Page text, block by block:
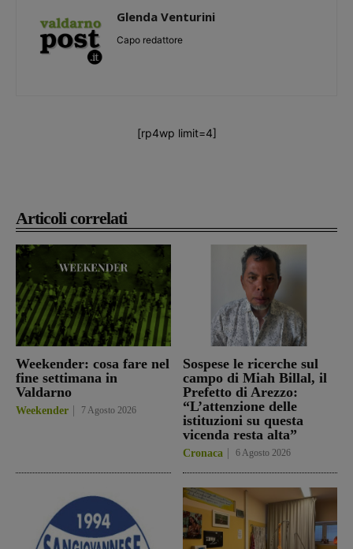
Articoli correlati
Weekender: cosa fare nel
fine settimana in
Valdarno
Weekender 7 Agosto 2026
Sospese le ricerche sul
campo di Miah Billal, il
Prefetto di Arezzo:
“L’attenzione delle
istituzioni su questa
vicenda resta alta”
Cronaca 6 Agosto 2026
Glenda Venturini
Capo redattore
[rp4wp limit=4]